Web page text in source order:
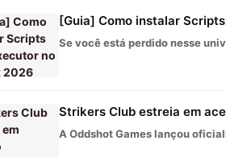
[Guia] Como instalar
Se você está perdido nesse
Strikers Club estreia em
A Oddshot Games lançou